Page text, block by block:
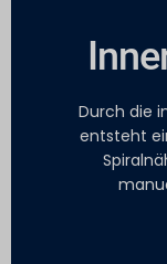
Durch die
entsteht